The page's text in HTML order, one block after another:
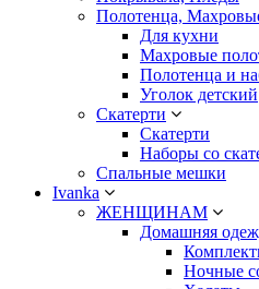
Полотенца,
Для кухни
Махровые
Полотенца и
Уголок детский
Скатерти
Скатерти
Наборы со
Спальные мешки
Ivanka
ЖЕНЩИНАМ
Домашняя
Ночные